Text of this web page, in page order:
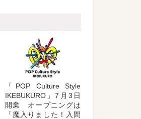
「POP Culture Style
IKEBUKURO」7月3日
開業 オープニングは
「魔入りました！入間